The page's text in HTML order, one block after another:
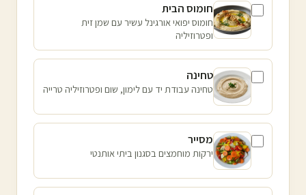
חומוס הבית
חומוס יפואי אורגינל עשיר עם שמן זית
ופטרוזיליה
טחינה
טחינה עבודת יד עם לימון, שום ופטרוזיליה טרייה
מסייר
ירקות מוחמצים בסגנון ביתי אותנטי